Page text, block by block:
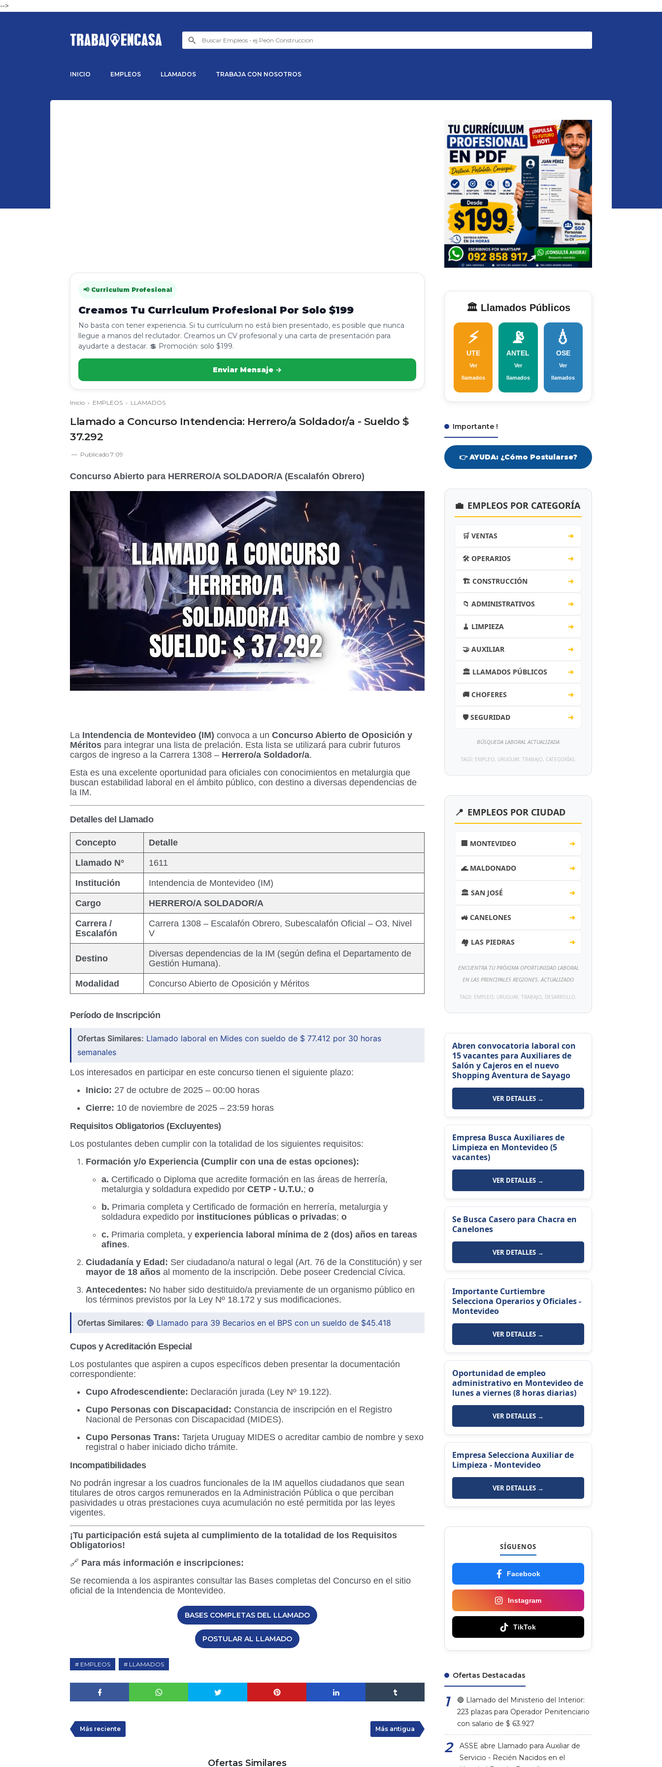
-->
INICIO EMPLEOS LLAMADOS TRABAJA CON NOSOTROS
📢 Curriculum Profesional
Creamos Tu Curriculum Profesional Por Solo $199
No basta con tener experiencia. Si tu currículum no está bien presentado, es posible que nunca
llegue a manos del reclutador. Creamos un CV profesional y una carta de presentación para
ayudarte a destacar. 💲 Promoción: solo $199.
Enviar Mensaje →
Inicio › EMPLEOS › LLAMADOS
Llamado a Concurso Intendencia: Herrero/a Soldador/a - Sueldo $
37.292
Publicado 7:09
Concurso Abierto para HERRERO/A SOLDADOR/A (Escalafón Obrero)
La Intendencia de Montevideo (IM) convoca a un Concurso Abierto de Oposición y
Méritos para integrar una lista de prelación. Esta lista se utilizará para cubrir futuros
cargos de ingreso a la Carrera 1308 – Herrero/a Soldador/a.
Esta es una excelente oportunidad para oficiales con conocimientos en metalurgia que
buscan estabilidad laboral en el ámbito público, con destino a diversas dependencias de
la IM.
Detalles del Llamado
Concepto Detalle
Llamado N° 1611
Institución Intendencia de Montevideo (IM)
Cargo HERRERO/A SOLDADOR/A
Carrera /
Escalafón
Carrera 1308 – Escalafón Obrero, Subescalafón Oficial – O3, Nivel
V
Destino
Diversas dependencias de la IM (según defina el Departamento de
Gestión Humana).
Modalidad Concurso Abierto de Oposición y Méritos
Período de Inscripción
Ofertas Similares: Llamado laboral en Mides con sueldo de $ 77.412 por 30 horas
semanales
Los interesados en participar en este concurso tienen el siguiente plazo:
Inicio: 27 de octubre de 2025 – 00:00 horas
Cierre: 10 de noviembre de 2025 – 23:59 horas
Requisitos Obligatorios (Excluyentes)
Los postulantes deben cumplir con la totalidad de los siguientes requisitos:
Formación y/o Experiencia (Cumplir con una de estas opciones):
a. Certificado o Diploma que acredite formación en las áreas de herrería,
metalurgia y soldadura expedido por CETP - U.T.U.; o
b. Primaria completa y Certificado de formación en herrería, metalurgia y
soldadura expedido por instituciones públicas o privadas; o
c. Primaria completa, y experiencia laboral mínima de 2 (dos) años en tareas
afines.
Ciudadanía y Edad: Ser ciudadano/a natural o legal (Art. 76 de la Constitución) y ser
mayor de 18 años al momento de la inscripción. Debe poseer Credencial Cívica.
Antecedentes: No haber sido destituido/a previamente de un organismo público en
los términos previstos por la Ley Nº 18.172 y sus modificaciones.
Ofertas Similares: 🔵 Llamado para 39 Becarios en el BPS con un sueldo de $45.418
Cupos y Acreditación Especial
Los postulantes que aspiren a cupos específicos deben presentar la documentación
correspondiente:
Cupo Afrodescendiente: Declaración jurada (Ley Nº 19.122).
Cupo Personas con Discapacidad: Constancia de inscripción en el Registro
Nacional de Personas con Discapacidad (MIDES).
Cupo Personas Trans: Tarjeta Uruguay MIDES o acreditar cambio de nombre y sexo
registral o haber iniciado dicho trámite.
Incompatibilidades
No podrán ingresar a los cuadros funcionales de la IM aquellos ciudadanos que sean
titulares de otros cargos remunerados en la Administración Pública o que perciban
pasividades u otras prestaciones cuya acumulación no esté permitida por las leyes
vigentes.
¡Tu participación está sujeta al cumplimiento de la totalidad de los Requisitos
Obligatorios!
🔗 Para más información e inscripciones:
Se recomienda a los aspirantes consultar las Bases completas del Concurso en el sitio
oficial de la Intendencia de Montevideo.
BASES COMPLETAS DEL LLAMADO
POSTULAR AL LLAMADO
EMPLEOS LLAMADOS
Más reciente Más antigua
Ofertas Similares
🏛️ Llamados Públicos
⚡
UTE
Ver
llamados
📡
ANTEL
Ver
llamados
💧
OSE
Ver
llamados
Importante !
👉 AYUDA: ¿Cómo Postularse?
💼 EMPLEOS POR CATEGORÍA
🛒 VENTAS ➔
🛠️ OPERARIOS ➔
🏗️ CONSTRUCCIÓN ➔
📁 ADMINISTRATIVOS ➔
🧹 LIMPIEZA ➔
🤝 AUXILIAR ➔
🏛️ LLAMADOS PÚBLICOS ➔
🚚 CHOFERES ➔
🛡️ SEGURIDAD ➔
BÚSQUEDA LABORAL ACTUALIZADA
TAGS: EMPLEO, URUGUAY, TRABAJO, CATEGORÍAS.
📍 EMPLEOS POR CIUDAD
🏢 MONTEVIDEO ➔
🌊 MALDONADO ➔
🏛️ SAN JOSÉ ➔
🚜 CANELONES ➔
🏘️ LAS PIEDRAS ➔
ENCUENTRA TU PRÓXIMA OPORTUNIDAD LABORAL
EN LAS PRINCIPALES REGIONES. ACTUALIZADO
TAGS: EMPLEO, URUGUAY, TRABAJO, DESARROLLO.
Abren convocatoria laboral con
15 vacantes para Auxiliares de
Salón y Cajeros en el nuevo
Shopping Aventura de Sayago
VER DETALLES →
Empresa Busca Auxiliares de
Limpieza en Montevideo (5
vacantes)
VER DETALLES →
Se Busca Casero para Chacra en
Canelones
VER DETALLES →
Importante Curtiembre
Selecciona Operarios y Oficiales -
Montevideo
VER DETALLES →
Oportunidad de empleo
administrativo en Montevideo de
lunes a viernes (8 horas diarias)
VER DETALLES →
Empresa Selecciona Auxiliar de
Limpieza - Montevideo
VER DETALLES →
SÍGUENOS
Facebook
Instagram
TikTok
Ofertas Destacadas
🔵 Llamado del Ministerio del Interior:
223 plazas para Operador Penitenciario
con salario de $ 63.927
ASSE abre Llamado para Auxiliar de
Servicio - Recién Nacidos en el